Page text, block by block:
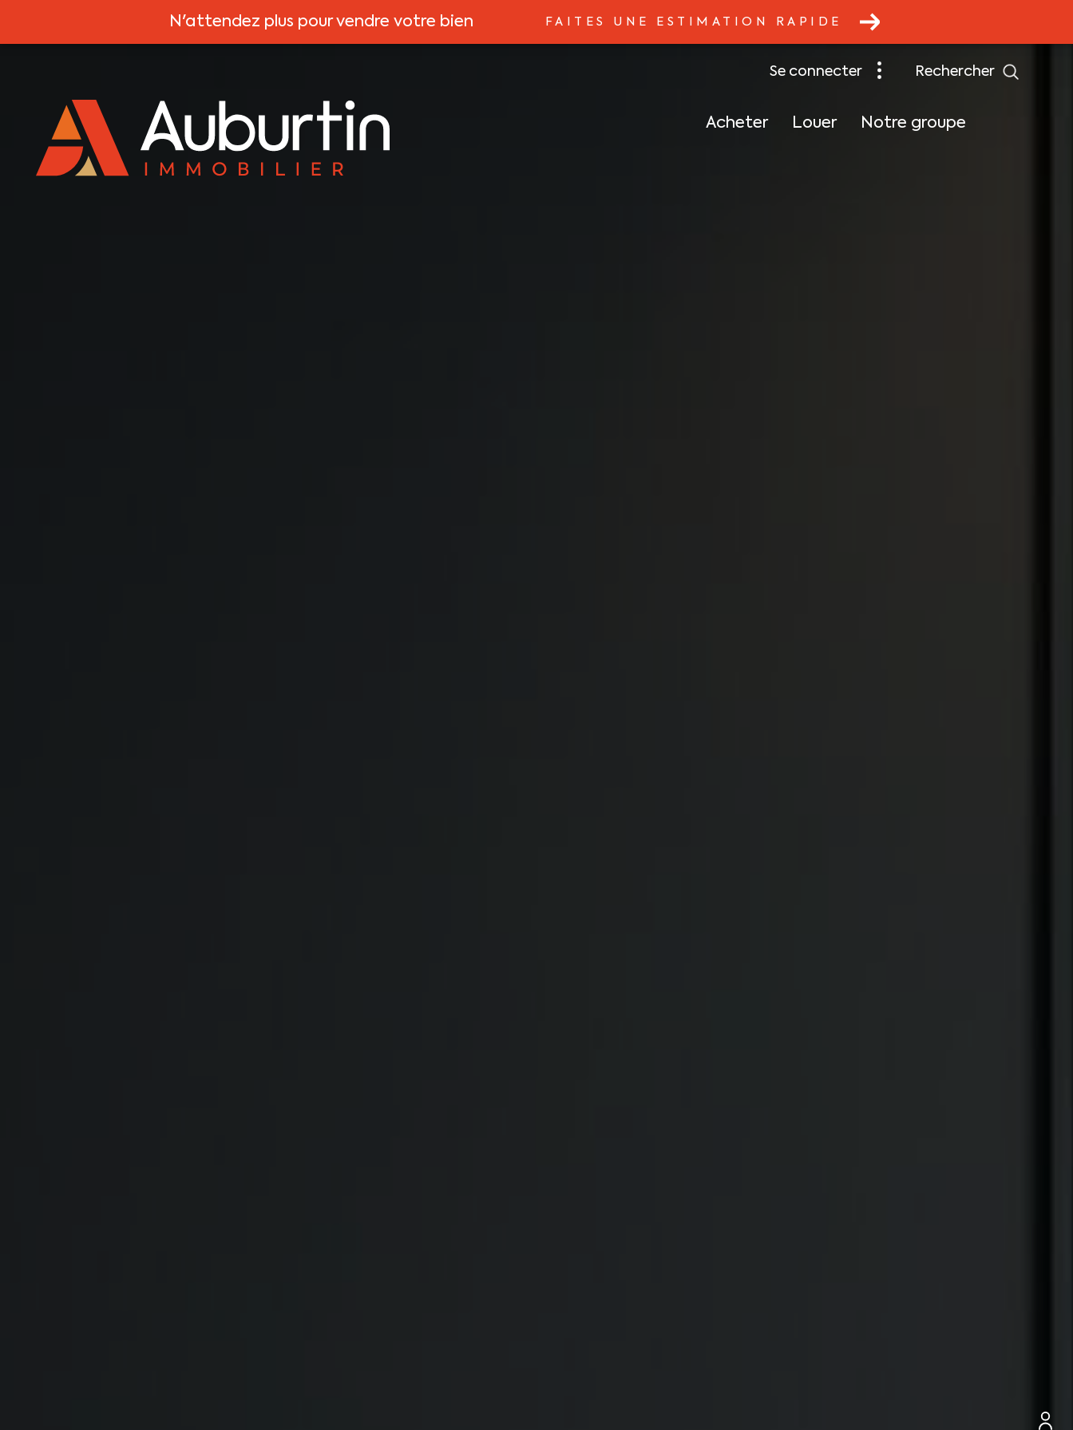
N'attendez plus pour vendre votre bien FAITES UNE ESTIMATION RAPIDE
se connecter rechercher
Acheter Louer Notre groupe